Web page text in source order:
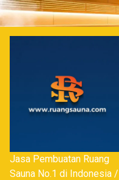
Skip
to
content
Jasa Pembuatan Ruang
Sauna No.1 di Indonesia /